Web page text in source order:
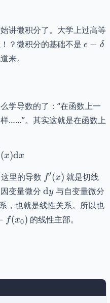
=
讲微积分了。大学上过高等
？微积分的基础不是 ϵ − δ
来。
学导数的了：“在函数上一
样……”。其实这就是在函数上
=
(x)dx
里的导数 f'(x)
f′(x) 就是切线
变量微分 \mathrm{d}y
dy与自变量微分
，也就是线性关系。所以也
f(x0) 的线性主部。